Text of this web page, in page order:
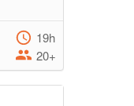
19h
20+